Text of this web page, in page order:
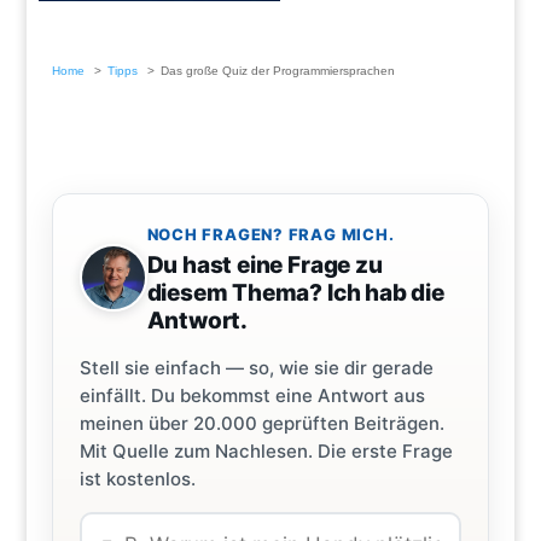
Home Tipps Das große Quiz der Programmiersprachen
NOCH FRAGEN? FRAG MICH.
Du hast eine Frage zu
diesem Thema? Ich hab die
Antwort.
Stell sie einfach — so, wie sie dir gerade
einfällt. Du bekommst eine Antwort aus
meinen über 20.000 geprüften Beiträgen.
Mit Quelle zum Nachlesen. Die erste Frage
ist kostenlos.